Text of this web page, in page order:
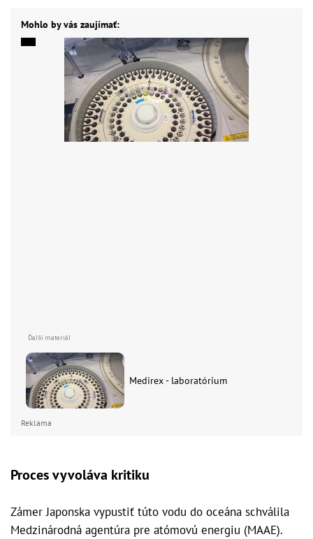
Mohlo by vás zaujímať:
Medirex - laboratórium
Reklama
Proces vyvoláva kritiku
Zámer Japonska vypustiť túto vodu do oceána schválila
Medzinárodná agentúra pre atómovú energiu (MAAE).